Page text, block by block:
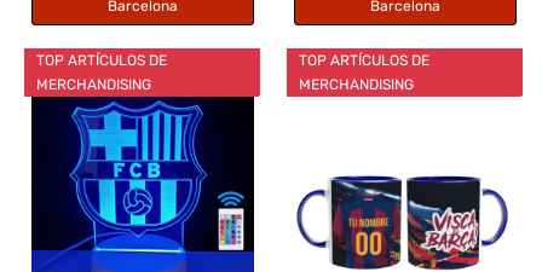
Barcelona
Barcelona
TOP ARTÍCULOS DE
MERCHANDISING
TOP ARTÍCULOS DE
MERCHANDISING